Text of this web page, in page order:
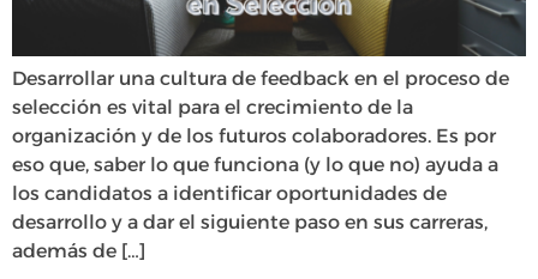
Desarrollar una cultura de feedback en el proceso de
selección es vital para el crecimiento de la
organización y de los futuros colaboradores. Es por
eso que, saber lo que funciona (y lo que no) ayuda a
los candidatos a identificar oportunidades de
desarrollo y a dar el siguiente paso en sus carreras,
además de […]